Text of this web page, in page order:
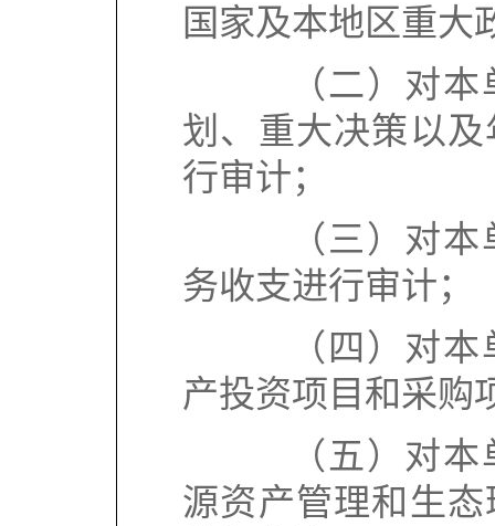
国家及本地区重大
（二）对本
划、重大决策以
行审计；
（三）对本
务收支进行审计；
（四）对本
产投资项目和采购
（五）对本
源资产管理和生